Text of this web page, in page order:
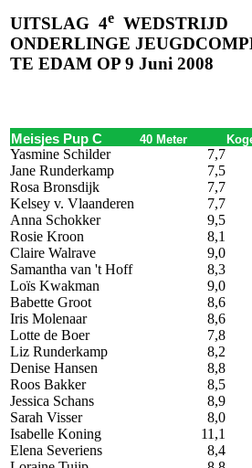
UITSLAG 4e WEDSTRIJD
ONDERLINGE
TE EDAM OP 9 Juni 2008
Meisjes Pup C 40 Meter
Yasmine Schilder 7,7
Jane Runderkamp
7,5
Rosa Bronsdijk
7,7
Kelsey v. Vlaanderen
7,7
Anna Schokker
9,5
Rosie Kroon
8,1
Claire Walrave
9,0
Samantha van 't Hoff
8,3
Loïs Kwakman
9,0
Babette Groot
8,6
Iris Molenaar
8,6
Lotte de Boer
7,8
Liz Runderkamp
8,2
Denise Hansen
8,8
Roos Bakker
8,5
Jessica Schans
8,9
Sarah Visser
8,0
Isabelle Koning
11,1
Elena Severiens
8,4